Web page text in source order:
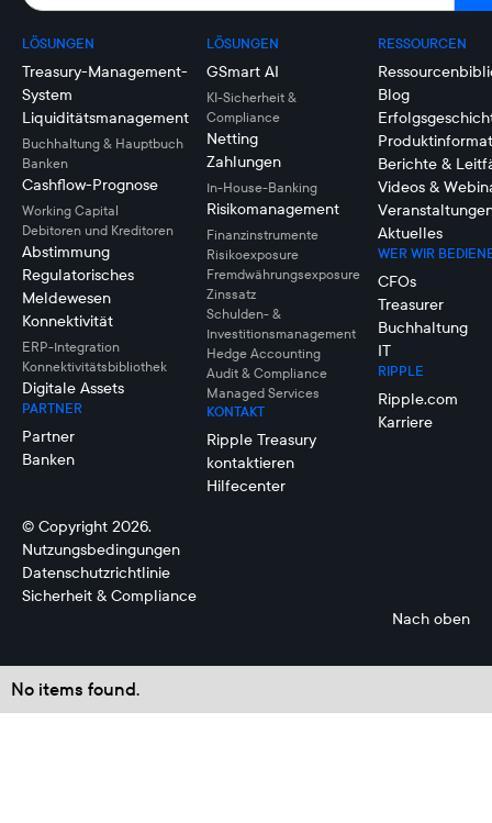
LÖSUNGEN
Treasury-Management-
System
Liquiditätsmanagement
Buchhaltung & Hauptbuch
Banken
Cashflow-Prognose
Working Capital
Debitoren und Kreditoren
Abstimmung
Regulatorisches
Meldewesen
Konnektivität
ERP-Integration
Konnektivitätsbibliothek
Digitale Assets
PARTNER
Partner
Banken
LÖSUNGEN
GSmart AI
KI-Sicherheit &
Compliance
Netting
Zahlungen
In-House-Banking
Risikomanagement
Finanzinstrumente
Risikoexposure
Fremdwährungsexposure
Zinssatz
Schulden- &
Investitionsmanagement
Hedge Accounting
Audit & Compliance
Managed Services
KONTAKT
Ripple Treasury
kontaktieren
Hilfecenter
RESSOURCEN
Blog
Berichte &
Videos &
Aktuelles
WER WIR
CFOs
Treasurer
Buchhaltung
IT
RIPPLE
Ripple.com
Karriere
© Copyright 2026.
Nutzungsbedingungen
Datenschutzrichtlinie
Sicherheit & Compliance
Nach oben
No items found.